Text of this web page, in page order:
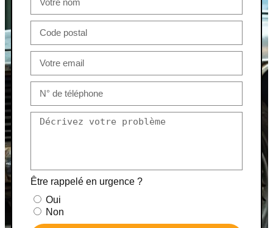
Être rappelé en urgence ?
Oui
Non